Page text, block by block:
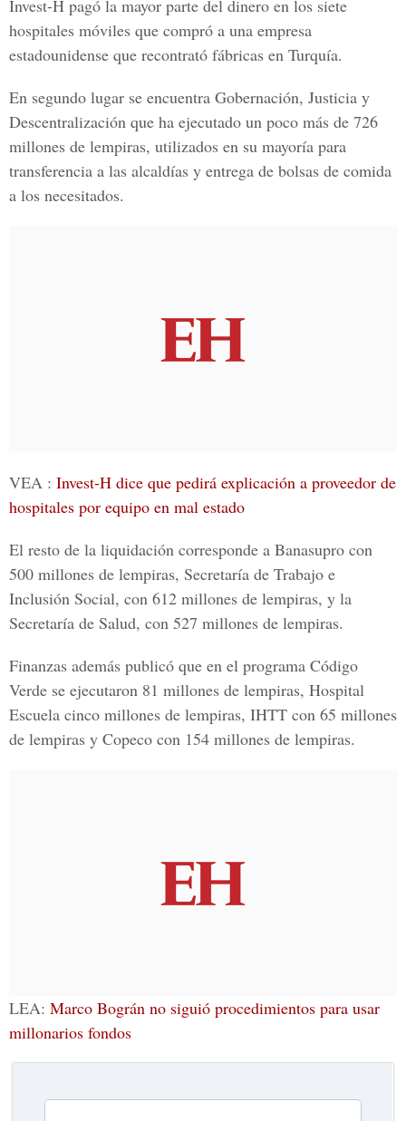
Invest-H pagó la mayor parte del dinero en los siete
hospitales móviles que compró a una empresa
estadounidense que recontrató fábricas en Turquía.
En segundo lugar se encuentra Gobernación, Justicia y
Descentralización que ha ejecutado un poco más de 726
millones de lempiras, utilizados en su mayoría para
transferencia a las alcaldías y entrega de bolsas de comida
a los necesitados.
VEA : Invest-H dice que pedirá explicación a proveedor de
hospitales por equipo en mal estado
El resto de la liquidación corresponde a Banasupro con
500 millones de lempiras, Secretaría de Trabajo e
Inclusión Social, con 612 millones de lempiras, y la
Secretaría de Salud, con 527 millones de lempiras.
Finanzas además publicó que en el programa Código
Verde se ejecutaron 81 millones de lempiras, Hospital
Escuela cinco millones de lempiras, IHTT con 65 millones
de lempiras y Copeco con 154 millones de lempiras.
LEA: Marco Bográn no siguió procedimientos para usar
millonarios fondos